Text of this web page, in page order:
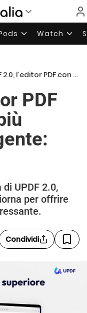
Watch
PDF con AI diventa più veloce e intelligente: ecco le novità
PDF
UPDF 2.0,
per offrire
Condividi